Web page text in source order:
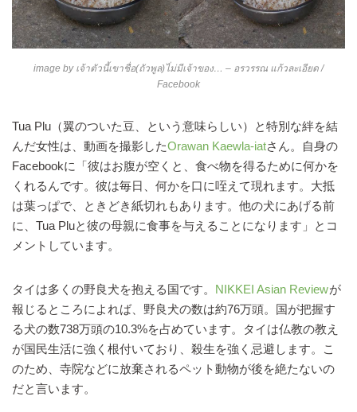
image by เจ้าตัวนี้เขาชื่อ(ถัวพูล)ไ่ม่มีเจ้าของ… – อรวรรณ แก้วละเอียด/
Facebook
Tua Plu（翼のついた豆、という意味らしい）と特別な絆を結
んだ女性は、動画を撮影したOrawan Kaewla-iatさん。自身の
Facebookに「彼はお腹が空くと、食べ物を得るために何かを
くれるんです。彼は毎日、何かを口に咥えて現れます。大抵
は葉っぱで、ときどき紙切れもあります。他の犬にあげる前
に、Tua Pluと彼の母親に食事を与えることになります」とコ
メントしています。
タイは多くの野良犬を抱える国です。 NIKKEI Asian Reviewが
報じるところによれば、野良犬の数は約76万頭。国が把握す
る犬の数738万頭の10.3%を占めています。タイは仏教の教え
が国民生活に強く根付いており、殺生を強く忌避します。こ
のため、寺院などに放棄されるペット動物が後を絶たないの
だと言います。